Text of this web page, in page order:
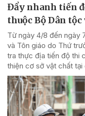
Đẩy nhanh tiến
thuộc Bộ Dân
Từ ngày 4/8 đến ngày
và Tôn giáo do Thứ
tra thực địa tiến độ thi
thiện cơ sở vật chất